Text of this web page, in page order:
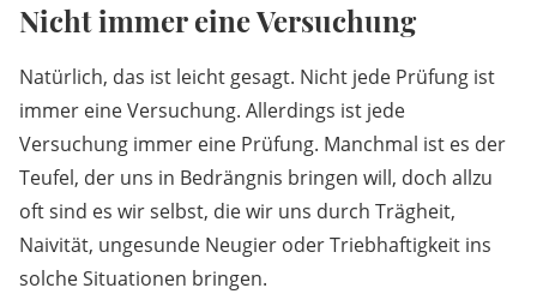
Nicht immer eine Versuchung
Natürlich, das ist leicht gesagt. Nicht jede Prüfung ist
immer eine Versuchung. Allerdings ist jede
Versuchung immer eine Prüfung. Manchmal ist es der
Teufel, der uns in Bedrängnis bringen will, doch allzu
oft sind es wir selbst, die wir uns durch Trägheit,
Naivität, ungesunde Neugier oder Triebhaftigkeit ins
solche Situationen bringen.